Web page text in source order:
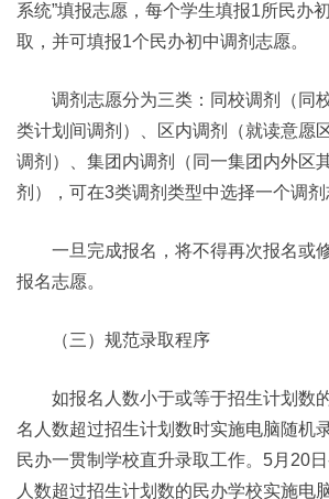
系统”填报志愿，每个学生填报1所民办
取，并可填报1个民办初中调剂志愿。
调剂志愿分为三类：同校调剂（同
类计划间调剂）、区内调剂（就读意愿
调剂）、集团内调剂（同一集团内外区
剂），可在3类调剂类型中选择一个调剂
一旦完成报名，将不得再次报名或
报名志愿。
（三）规范录取程序
如报名人数小于或等于招生计划数
名人数超过招生计划数时实施电脑随机
民办一贯制学校直升录取工作。5月20
人数超过招生计划数的民办学校实施电